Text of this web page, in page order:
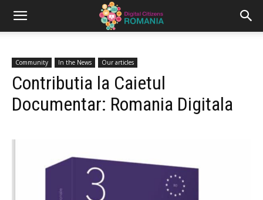
Community In the News Our articles
Contributia la Caietul
Documentar: Romania Digitala